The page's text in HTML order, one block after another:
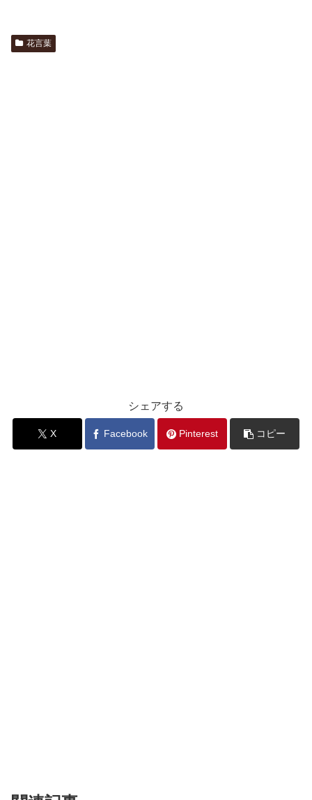
花言葉
シェアする
X Facebook Pinterest コピー